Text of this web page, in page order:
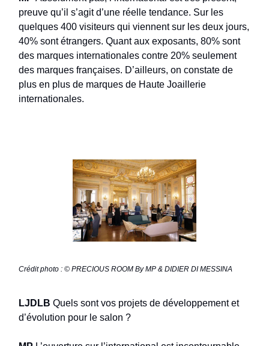
preuve qu’il s’agit d’une réelle tendance. Sur les
quelques 400 visiteurs qui viennent sur les deux jours,
40% sont étrangers. Quant aux exposants, 80% sont
des marques internationales contre 20% seulement
des marques françaises. D’ailleurs, on constate de
plus en plus de marques de Haute Joaillerie
internationales.
Crédit photo : © PRECIOUS ROOM By MP & DIDIER DI MESSINA
LJDLB Quels sont vos projets de développement et
d’évolution pour le salon ?